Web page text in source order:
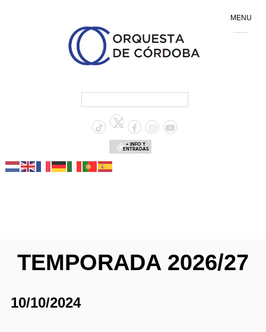
+ INFO Y
ENTRADAS
TEMPORADA 2026/27
10/10/2024
MENU